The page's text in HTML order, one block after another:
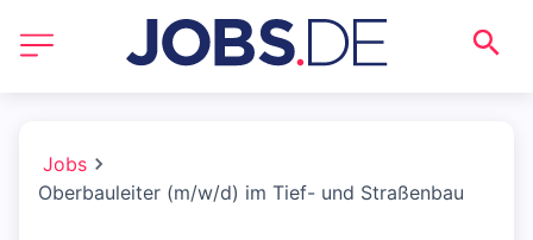
Jobs
Oberbauleiter (m/w/d) im Tief- und Straßenbau